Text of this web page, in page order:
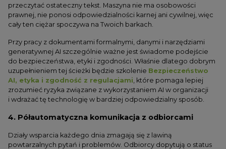
przeczytać ostateczny tekst. Maszyna nie ma osobowości
prawnej, nie ponosi odpowiedzialności karnej ani cywilnej, więc
cały ten ciężar spoczywa na Twoich barkach.
Przy pracy z dokumentami formalnymi, danymi i narzędziami
generatywnej AI szczególnie ważne jest świadome podejście
do bezpieczeństwa, etyki i zgodności. Właśnie dlatego dobrym
uzupełnieniem tej ścieżki będzie szkolenie Bezpieczeństwo
AI, etyka i zgodność z regulacjami , które pomaga lepiej
zrozumieć ryzyka związane z wykorzystaniem AI w organizacji
i wdrażać tę technologię w bardziej odpowiedzialny sposób.
4. Półautomatyczna komunikacja z odbiorcami
Działy wsparcia każdego dnia zmagają się z lawiną
powtarzalnych pytań i problemów. Odbiorcy dopytują o status